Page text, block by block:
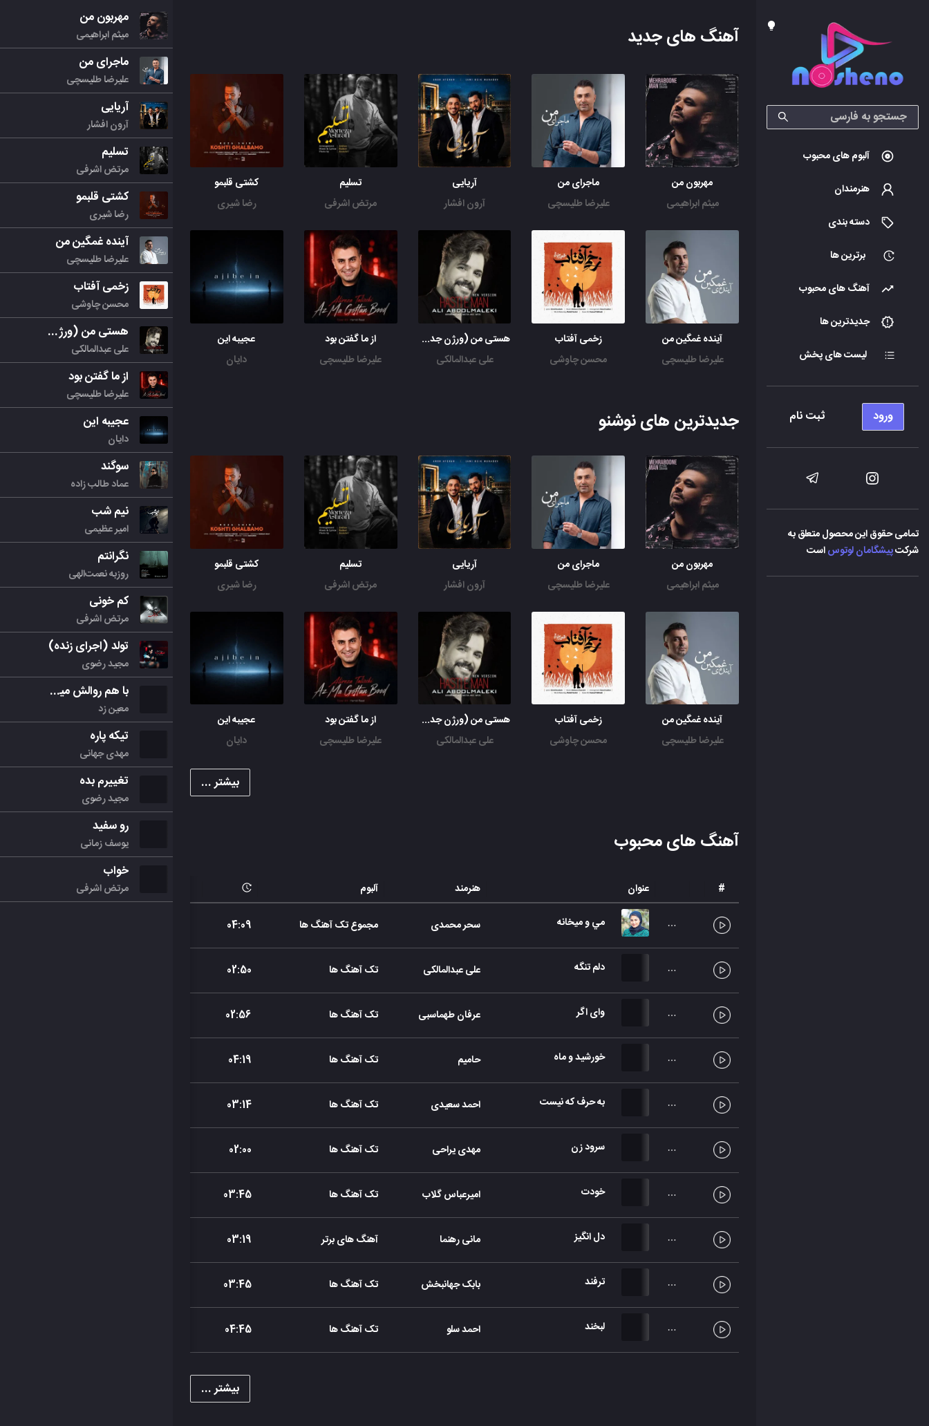
آلبوم های محبوب
هنرمندان
دسته بندی
برترین ها
آهنگ های محبوب
جدیدترین ها
لیست های پخش
ورود ثبت نام
تمامی حقوق این محصول متعلق به
شرکتپیشگامان لوتوساست
آهنگ های جدید
مهربون من
میثم ابراهیمی
ماجرای من
علیرضا طلیسچی
آریایی
آرون افشار
تسلیم
مرتض اشرفی
کشتی قلبمو
رضا شیری
آینده غمگین من
علیرضا طلیسچی
زخمی آفتاب
محسن چاوشی
هستی من (ورژن جدید)
علی عبدالمالکی
از ما گفتن بود
علیرضا طلیسچی
عجیبه این
دایان
جدیدترین های نوشنو
مهربون من
میثم ابراهیمی
ماجرای من
علیرضا طلیسچی
آریایی
آرون افشار
تسلیم
مرتض اشرفی
کشتی قلبمو
رضا شیری
آینده غمگین من
علیرضا طلیسچی
زخمی آفتاب
محسن چاوشی
هستی من (ورژن جدید)
علی عبدالمالکی
از ما گفتن بود
علیرضا طلیسچی
عجیبه این
دایان
بیشتر ...
آهنگ های محبوب
# عنوان هنرمند آلبوم
مي و ميخانه سحر محمدی مجموع تک آهنگ ها 04:09
دلم تنگه علی عبدالمالکی تک آهنگ ها 02:50
وای اگر عرفان طهماسبی تک آهنگ ها 02:56
خورشید و ماه حامیم تک آهنگ ها 04:19
به حرف که نیست احمد سعیدی تک آهنگ ها 03:14
سرود زن مهدی یراحی تک آهنگ ها 02:00
خودت امیرعباس گلاب تک آهنگ ها 03:45
دل انگیز مانی رهنما آهنگ های برتر 03:19
ترفند بابک جهانبخش تک آهنگ ها 03:45
لبخند احمد سلو تک آهنگ ها 04:45
بیشتر ...
مهربون من
میثم ابراهیمی
ماجرای من
علیرضا طلیسچی
آریایی
آرون افشار
تسلیم
مرتض اشرفی
کشتی قلبمو
رضا شیری
آینده غمگین من
علیرضا طلیسچی
زخمی آفتاب
محسن چاوشی
هستی من (ورژن جدید)
علی عبدالمالکی
از ما گفتن بود
علیرضا طلیسچی
عجیبه این
دایان
سوگند
عماد طالب زاده
نیم شب
امیر عظیمی
نگرانتم
روزبه نعمت‌الهی
کم خونی
مرتض اشرفی
تولد (اجرای زنده)
مجید رضوی
با هم روالش میکنیم
معین زد
تیکه پاره
مهدی جهانی
تغییرم بده
مجید رضوی
رو سفید
یوسف زمانی
خواب
مرتض اشرفی